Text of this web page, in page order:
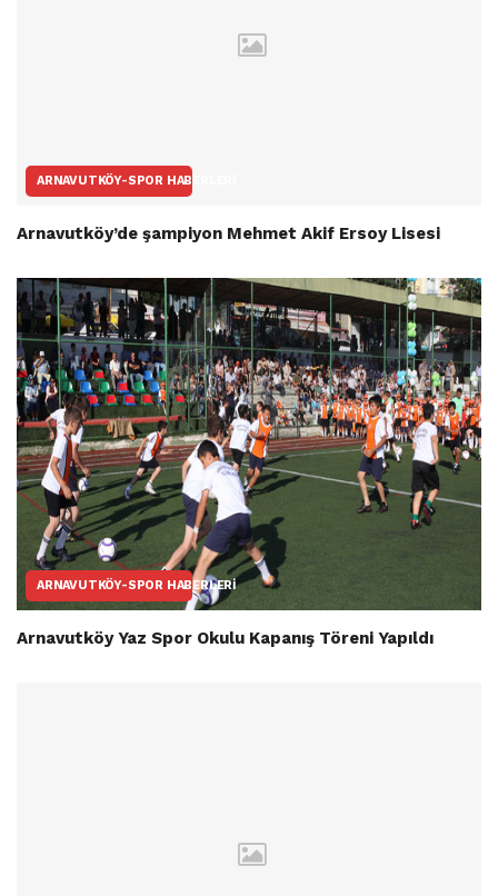
ARNAVUTKÖY-SPOR HABERLERI
Arnavutköy’de şampiyon Mehmet Akif Ersoy Lisesi
ARNAVUTKÖY-SPOR HABERLERI
Arnavutköy Yaz Spor Okulu Kapanış Töreni Yapıldı